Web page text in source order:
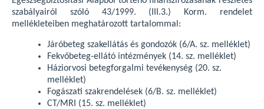
szabályairól szóló 43/1999. (III.3.) Korm. rendelet
mellékleteiben meghatározott tartalommal:
Járóbeteg szakellátás és gondozók (6/A. sz. melléklet)
Fekvőbeteg-ellátó intézmények (14. sz. melléklet)
Háziorvosi betegforgalmi tevékenység (20. sz.
melléklet)
Fogászati szakrendelések (6/B. sz. melléklet)
CT/MRI (15. sz. melléklet)